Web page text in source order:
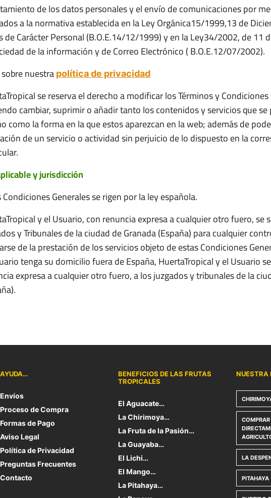
de los datos personales y el envío de comunicaciones por
a la normativa establecida en la Ley Orgánica15/1999,13 de
de Carácter Personal (B.O.E.14/12/1999) y en la Ley34/2002, de 11
de la información y de Correo Electrónico ( B.O.E.12/07/2002).
nuestra política de privacidad
se reserva el derecho a modificar los Términos y
cambiar, suprimir o añadir tanto los contenidos y servicios que
como la forma en la que estos aparezcan en la web; además de
de un servicio o actividad sin perjuicio de lo dispuesto en la
y jurisdicción
Condiciones Generales se rigen por la ley española.
y el Usuario, con renuncia expresa a cualquier otro fuero, se
y Tribunales de la ciudad de Granada (España) para cualquier
de la prestación de los servicios objeto de estas Condiciones
tenga su domicilio fuera de España, HuertaTropical y el Usuario
expresa a cualquier otro fuero, a los juzgados y tribunales de la
AYUDA…
Envíos
Proceso de Compra
Formas de Pago
Aviso Legal
Política de Privacidad
Preguntas Frecuentes
Contacto
BENEFICIOS DE LAS FRUTAS
TROPICALES
El Aguacate…
La Chirimoya…
La Fruta de la Pasión…
La Guayaba…
El Lichi…
El Mango…
La Pitahaya…
NUESTRA
LA
PITAHAYA